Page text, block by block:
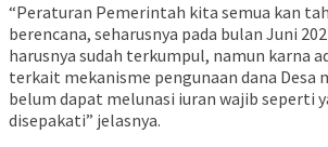
“Peraturan Pemerintah kita semua kan
berencana, seharusnya pada bulan Juni
harusnya sudah terkumpul, namun karna
terkait mekanisme pengunaan dana Desa
belum dapat melunasi iuran wajib seperti
disepakati” jelasnya.